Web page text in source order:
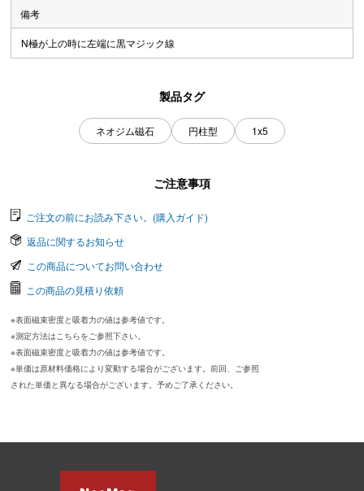
備考
N極が上の時に左端に黒マジック線
製品タグ
ネオジム磁石 円柱型 1x5
ご注意事項
ご注文の前にお読み下さい。(購入ガイド)
返品に関するお知らせ
この商品についてお問い合わせ
この商品の見積り依頼
※表面磁束密度と吸着力の値は参考値です。
※測定方法はこちらをご参照下さい。
※表面磁束密度と吸着力の値は参考値です。
※単価は原材料価格により変動する場合がございます。前回、ご参照
された単価と異なる場合がございます。予めご了承ください。